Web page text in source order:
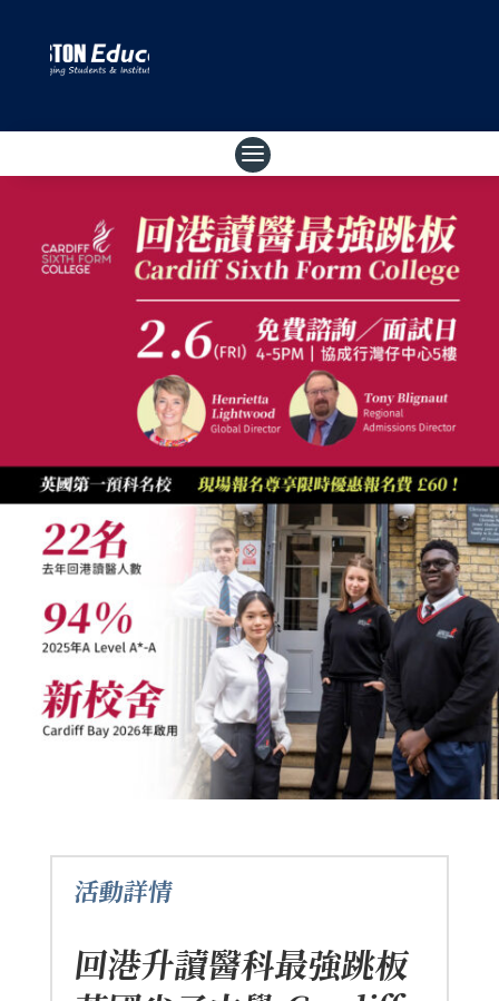
活動詳情
回港升讀醫科最強跳板